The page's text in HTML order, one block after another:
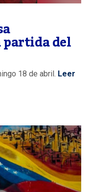
del
18 de abril. Leer